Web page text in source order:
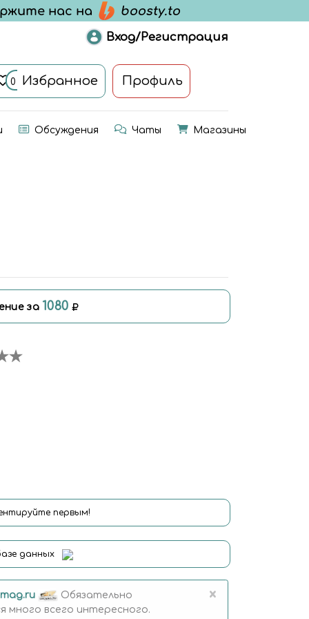
Вход/Регистрация
0 Избранное Профиль
Обсуждения Чаты Магазины
за 1080
первым!
данных
Обязательно
всего интересного.
×